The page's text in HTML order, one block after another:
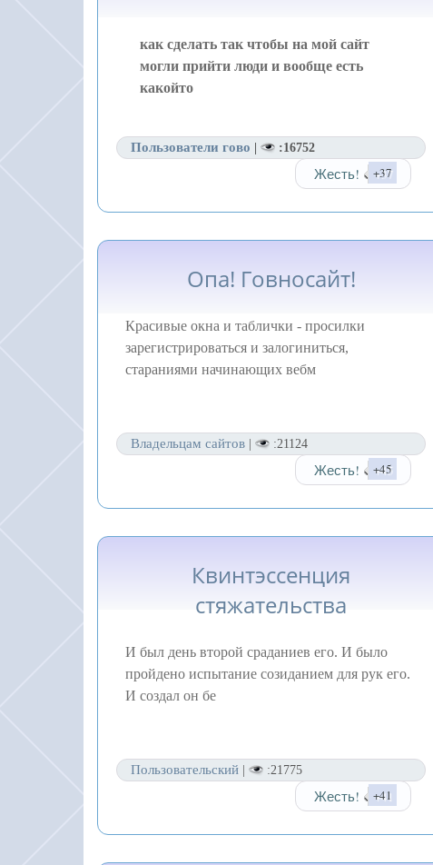
как сделать так чтобы на мой сайт
могли прийти люди и вообще есть
какойто
Пользователи гово | :16752
Жесть! +37
Опа! Говносайт!
Красивые окна и таблички - просилки
зарегистрироваться и залогиниться,
стараниями начинающих вебм
Владельцам сайтов | :21124
Жесть! +45
Квинтэссенция
стяжательства
И был день второй сраданиев его. И было
пройдено испытание созиданием для рук его.
И создал он бе
Пользовательский | :21775
Жесть! +41